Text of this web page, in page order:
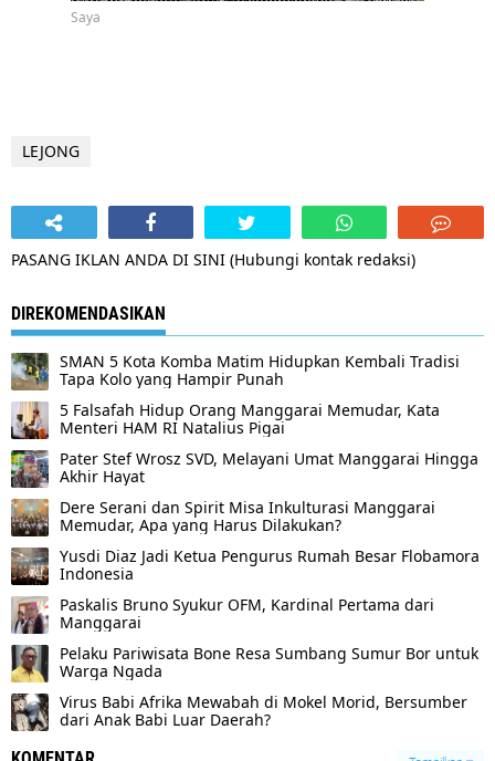
Saya
LEJONG
PASANG IKLAN ANDA DI SINI (Hubungi kontak redaksi)
DIREKOMENDASIKAN
SMAN 5 Kota Komba Matim Hidupkan Kembali Tradisi
Tapa Kolo yang Hampir Punah
5 Falsafah Hidup Orang Manggarai Memudar, Kata
Menteri HAM RI Natalius Pigai
Pater Stef Wrosz SVD, Melayani Umat Manggarai Hingga
Akhir Hayat
Dere Serani dan Spirit Misa Inkulturasi Manggarai
Memudar, Apa yang Harus Dilakukan?
Yusdi Diaz Jadi Ketua Pengurus Rumah Besar Flobamora
Indonesia
Paskalis Bruno Syukur OFM, Kardinal Pertama dari
Manggarai
Pelaku Pariwisata Bone Resa Sumbang Sumur Bor untuk
Warga Ngada
Virus Babi Afrika Mewabah di Mokel Morid, Bersumber
dari Anak Babi Luar Daerah?